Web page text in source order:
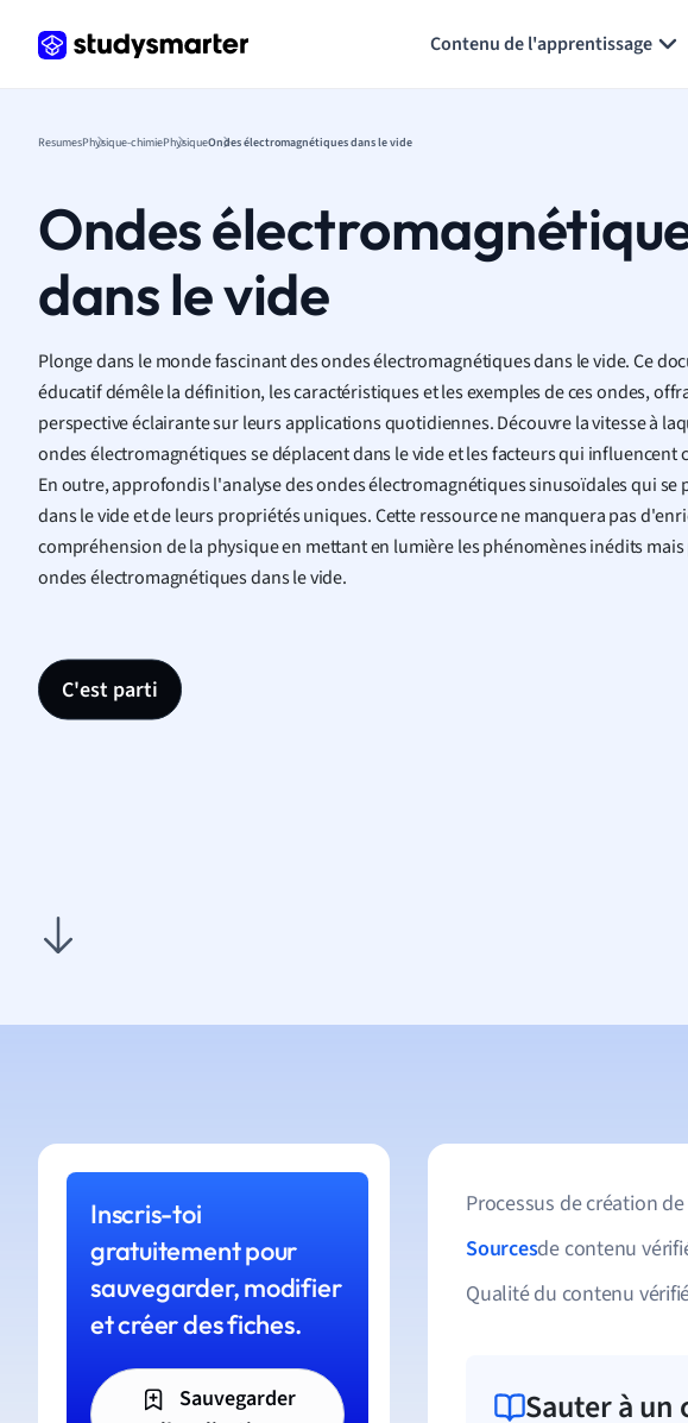
Contenu de l'apprentissage
ResumesPhysique-chimiePhysiqueOndes électromagnétiques dans le vide
Ondes
dans le vide
Plonge dans le monde fascinant des ondes électromagnétiques dans le vide. Ce
éducatif démêle la définition, les caractéristiques et les exemples de ces ondes,
perspective éclairante sur leurs applications quotidiennes. Découvre la vitesse à
ondes électromagnétiques se déplacent dans le vide et les facteurs qui influencent
En outre, approfondis l'analyse des ondes électromagnétiques sinusoïdales qui se
dans le vide et de leurs propriétés uniques. Cette ressource ne manquera pas
compréhension de la physique en mettant en lumière les phénomènes inédits
ondes électromagnétiques dans le vide.
C'est parti
Inscris-toi
gratuitement pour
sauvegarder, modifier
et créer des fiches.
Sauvegarder
Processus de création
Sourcesde contenu
Qualité du contenu
Sauter à